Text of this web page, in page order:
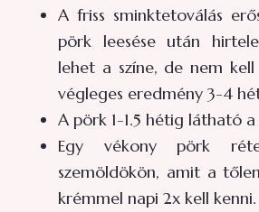
A friss sminktetoválás
pörk leesése után
lehet a színe, de nem
végleges eredmény 3-4
A pörk 1-1.5 hétig látható
Egy vékony pörk
szemöldökön, amit a
krémmel napi 2x kell kenni.